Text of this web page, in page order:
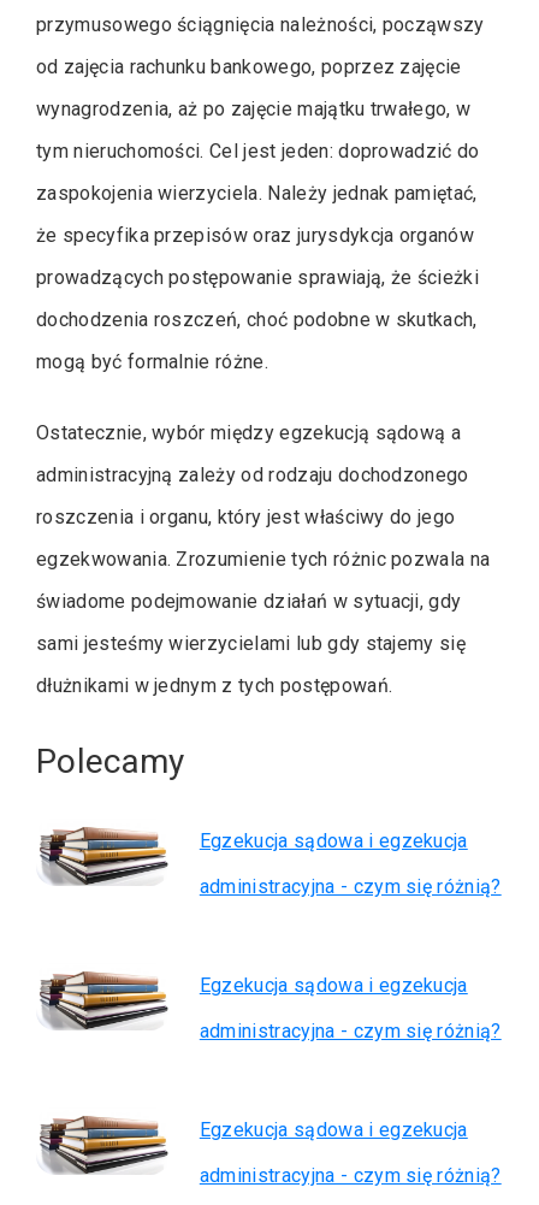
przymusowego ściągnięcia należności, począwszy
od zajęcia rachunku bankowego, poprzez zajęcie
wynagrodzenia, aż po zajęcie majątku trwałego, w
tym nieruchomości. Cel jest jeden: doprowadzić do
zaspokojenia wierzyciela. Należy jednak pamiętać,
że specyfika przepisów oraz jurysdykcja organów
prowadzących postępowanie sprawiają, że ścieżki
dochodzenia roszczeń, choć podobne w skutkach,
mogą być formalnie różne.
Ostatecznie, wybór między egzekucją sądową a
administracyjną zależy od rodzaju dochodzonego
roszczenia i organu, który jest właściwy do jego
egzekwowania. Zrozumienie tych różnic pozwala na
świadome podejmowanie działań w sytuacji, gdy
sami jesteśmy wierzycielami lub gdy stajemy się
dłużnikami w jednym z tych postępowań.
Polecamy
Egzekucja sądowa i egzekucja
administracyjna - czym się różnią?
Egzekucja sądowa i egzekucja
administracyjna - czym się różnią?
Egzekucja sądowa i egzekucja
administracyjna - czym się różnią?